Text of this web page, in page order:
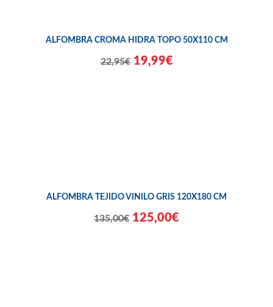
ALFOMBRA CROMA HIDRA TOPO 50X110 CM
22,95€ 19,99€
ALFOMBRA TEJIDO VINILO GRIS 120X180 CM
135,00€ 125,00€